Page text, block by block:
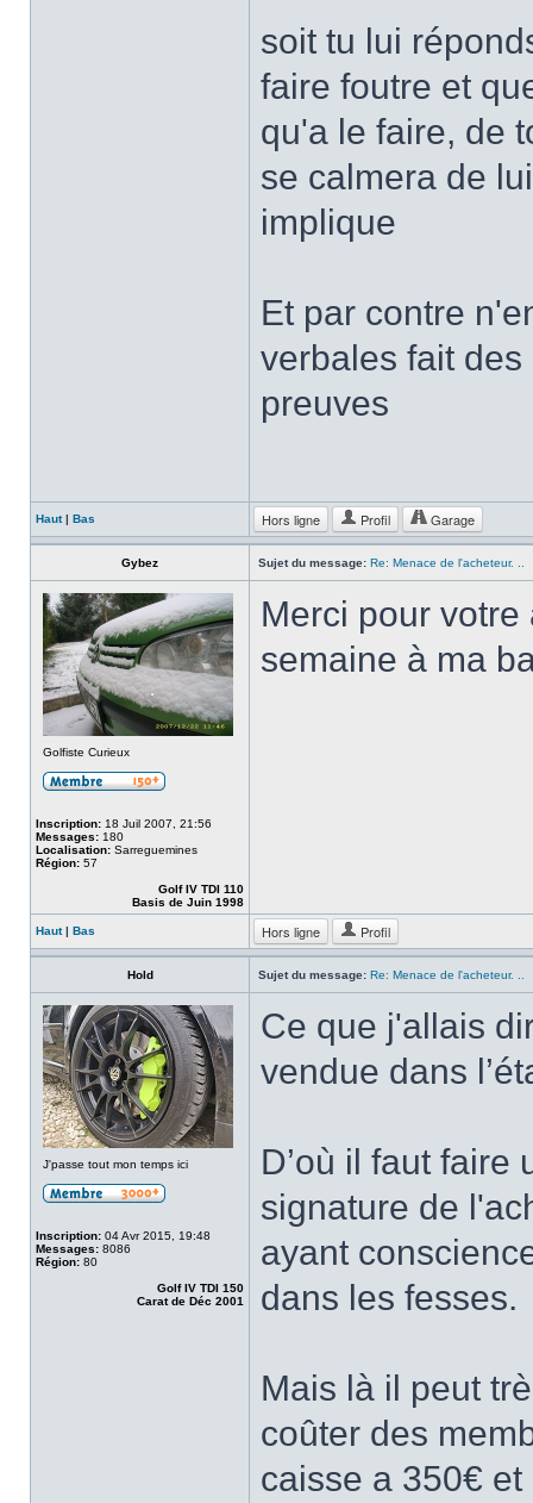
soit tu lui
faire foutre et
qu'a le faire, de
se calmera de
implique
Et par contre
verbales fait
preuves
Haut| Bas Hors ligne Profil Garage
Gybez Sujet du message: Re: Menace de l'acheteur. ..
Golfiste Curieux
Inscription: 18 Juil 2007, 21:56
Messages: 180
Localisation: Sarreguemines
Région: 57
Golf IV TDI 110
Basis de Juin 1998
Merci pour
semaine à ma
Haut| Bas Hors ligne Profil
Hold Sujet du message: Re: Menace de l'acheteur. ..
J'passe tout mon temps ici
Inscription: 04 Avr 2015, 19:48
Messages: 8086
Région: 80
Golf IV TDI 150
Carat de Déc 2001
Ce que j'allais
vendue dans
D’où il faut faire
signature de
ayant
dans les fesses.
Mais là il peut
coûter des
caisse a 350€